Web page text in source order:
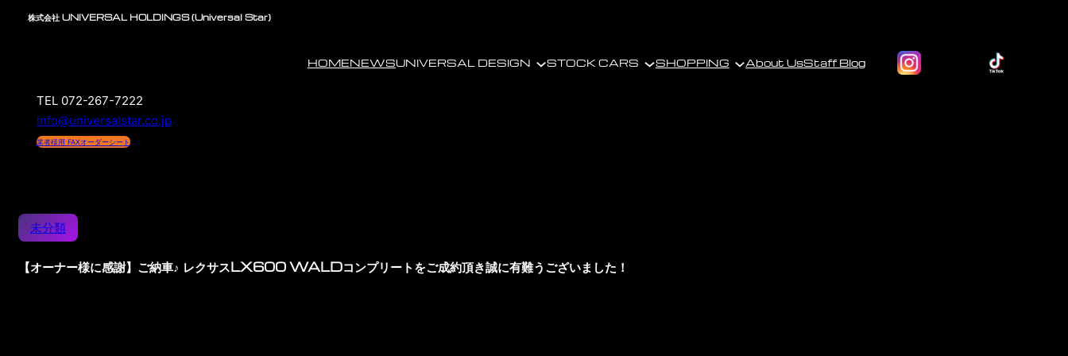
株式会社 UNIVERSAL HOLDINGS (Universal Star)
HOMENEWSUNIVERSAL DESIGN STOCK CARS SHOPPING About UsStaff Blog
TEL 072-267-7222
info@universalstar.co.jp
業者様用 FAXオーダーシート
未分類
【オーナー様に感謝】ご納車♪ レクサスLX600 WALDコンプリートをご成約頂き誠に有難うございました！